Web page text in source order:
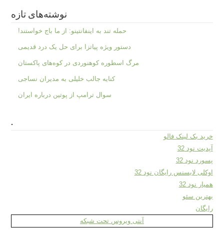
نوشته‌های تازه
حمله تند به اینفانتینو: از ما باج خواستند!
دستور ویژه پیاتزا برای حل یک درد قدیمی
مرگ اسطوره کوهنوردی در کوه‌های پاکستان
کنایه جالب خلیلی به مدیران نساجی
سوال ترامپ از پوتین درباره ایران
.
خرید بک لینک فالو
آپدیت نود 32
پسورد نود 32
اوکلی لایسنس رایگان نود 32
همیار نود 32
بهترین سئو
رایگان
آنتی ویروس تحت شبکه